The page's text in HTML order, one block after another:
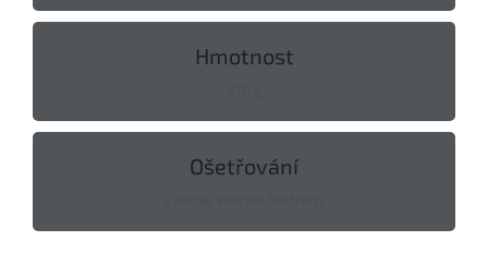
Hmotnost
Ošetřování